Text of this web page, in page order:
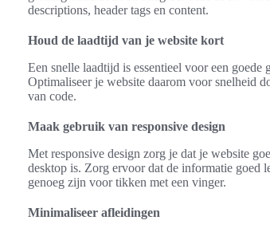
descriptions, header tags en content.
Houd de laadtijd van je website kort
Een snelle laadtijd is essentieel voor een
Optimaliseer je website daarom voor snelheid
van code.
Maak gebruik van responsive design
Met responsive design zorg je dat je website
desktop is. Zorg ervoor dat de informatie goed
genoeg zijn voor tikken met een vinger.
Minimaliseer afleidingen